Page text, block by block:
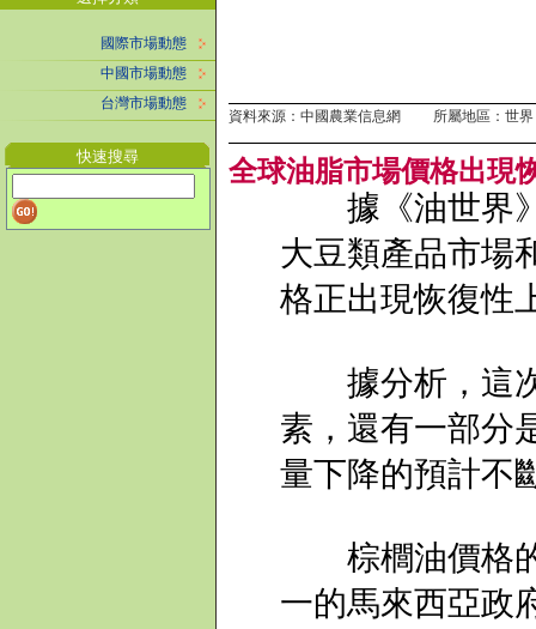
國際市場動態
中國市場動態
台灣市場動態
快速搜尋
資料來源：中國農業信息網 所屬地區：世界
全球油脂市場價格出現
據《油世界》
大豆類產品市場
格正出現恢復性
據分析，這次
素，還有一部分
量下降的預計不
棕櫚油價格的
一的馬來西亞政